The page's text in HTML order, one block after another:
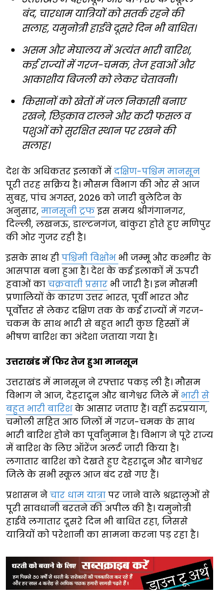
बंद, चारधाम यात्रियों को सतर्क रहने की
सलाह, यमुनोत्री हाईवे दूसरे दिन भी बाधित।
असम और मेघालय में अत्यंत भारी बारिश,
कई राज्यों में गरज-चमक, तेज हवाओं और
आकाशीय बिजली को लेकर चेतावनी।
किसानों को खेतों में जल निकासी बनाए
रखने, छिड़काव टालने और कटी फसल व
पशुओं को सुरक्षित स्थान पर रखने की
सलाह।
देश के अधिकतर इलाकों में दक्षिण-पश्चिम मानसून
पूरी तरह सक्रिय है। मौसम विभाग की ओर से आज
सुबह, पांच अगस्त, 2026 को जारी बुलेटिन के
अनुसार, मानसूनी ट्रफइस समय श्रीगंगानगर,
दिल्ली, लखनऊ, डाल्टनगंज, बांकुरा होते हुए मणिपुर
की ओर गुजर रही है।
इसके साथ ही पश्चिमी विक्षोभ भी जम्मू और कश्मीर के
आसपास बना हुआ है। देश के कई इलाकों में ऊपरी
हवाओं का चक्रवाती प्रसार भी जारी है। इन मौसमी
प्रणालियों के कारण उत्तर भारत, पूर्वी भारत और
पूर्वोत्तर से लेकर दक्षिण तक के कई राज्यों में गरज-
चकम के साथ भारी से बहुत भारी कुछ हिस्सों में
भीषण बारिश का अंदेशा जताया गया है।
उत्तराखंड में फिर तेज हुआ मानसून
उत्तराखंड में मानसून ने रफ्तार पकड़ ली है। मौसम
विभाग ने आज, देहरादून और बागेश्वर जिले में भारी से
बहुत भारी बारिशके आसार जताए हैं। वहीं रुद्रप्रयाग,
चमोली सहित आठ जिलों में गरज-चमक के साथ
भारी बारिश होने का पूर्वानुमान है। विभाग ने पूरे राज्य
में बारिश के लिए ऑरेंज अलर्ट जारी किया है।
लगातार बारिश को देखते हुए देहरादून और बागेश्वर
जिले के सभी स्कूल आज बंद रखे गए हैं।
प्रशासन ने चार धाम यात्रा पर जाने वाले श्रद्धालुओं से
पूरी सावधानी बरतने की अपील की है। यमुनोत्री
हाईवे लगातार दूसरे दिन भी बाधित रहा, जिससे
यात्रियों को परेशानी का सामना करना पड़ रहा है।